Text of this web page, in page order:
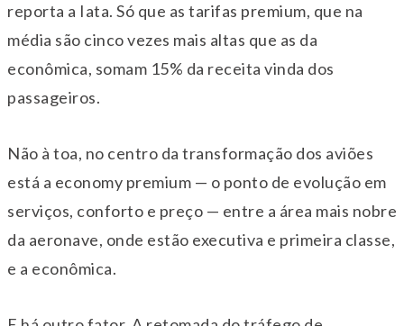
reporta a Iata. Só que as tarifas premium, que na
média são cinco vezes mais altas que as da
econômica, somam 15% da receita vinda dos
passageiros.
Não à toa, no centro da transformação dos aviões
está a economy premium — o ponto de evolução em
serviços, conforto e preço — entre a área mais nobre
da aeronave, onde estão executiva e primeira classe,
e a econômica.